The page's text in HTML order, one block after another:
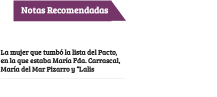
Notas Recomendadas
La mujer que tumbó la lista del Pacto,
en la que estaba María Fda. Carrascal,
María del Mar Pizarro y “Lalis